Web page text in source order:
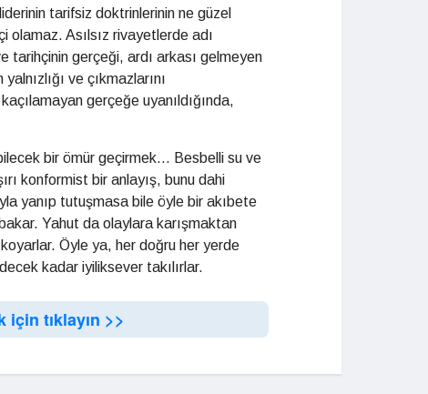
tarifsiz doktrinlerinin ne güzel
Asılsız rivayetlerde adı
tarihçinin gerçeği, ardı arkası gelmeyen
ve çıkmazlarını
gerçeğe uyanıldığında,
bir ömür geçirmek... Besbelli su ve
konformist bir anlayış, bunu dahi
yanıp tutuşmasa bile öyle bir akıbete
Yahut da olaylara karışmaktan
Öyle ya, her doğru her yerde
kadar iyiliksever takılırlar.
için tıklayın >>